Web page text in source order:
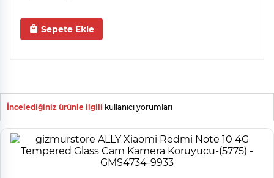
Sepete Ekle
İncelediğiniz ürünle ilgili kullanıcı yorumları